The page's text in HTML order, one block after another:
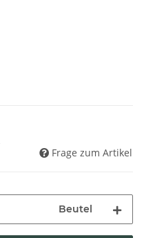
Frage zum Artikel
Beutel